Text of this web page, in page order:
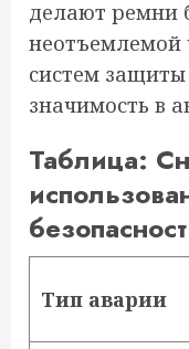
делают ремни
неотъемлемой
систем
значимость в
Таблица:
Тип аварии